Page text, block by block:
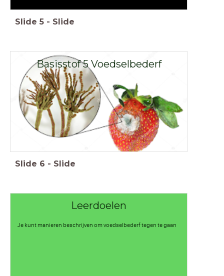
Slide 5 - Slide
Basisstof 5 Voedselbederf
Slide 6 - Slide
Leerdoelen
Je kunt manieren beschrijven om voedselbederf tegen te gaan